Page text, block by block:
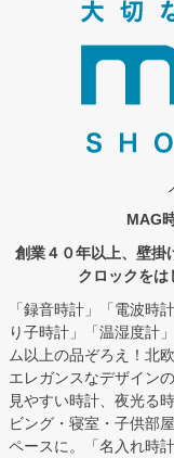
MAG
創業４０年以上、壁掛
クロックをは
「録音時計」「電波時
り子時計」「温湿度計
ム以上の品ぞろえ！北
エレガンスなデザイン
見やすい時計、夜光る
ビング・寝室・子供部
ペースに。「名入れ時